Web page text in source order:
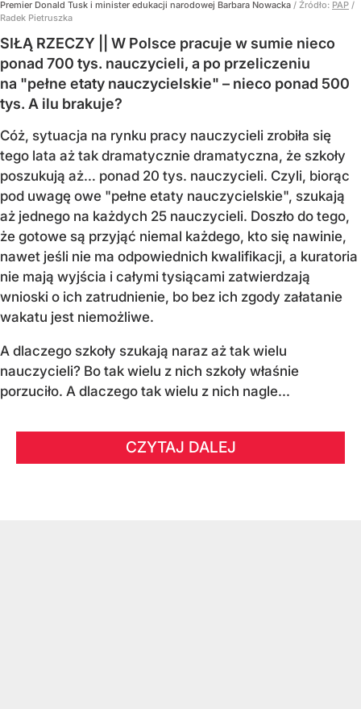
Premier Donald Tusk i minister edukacji narodowej Barbara Nowacka / Źródło: PAP /
Radek Pietruszka
SIŁĄ RZECZY || W Polsce pracuje w sumie nieco
ponad 700 tys. nauczycieli, a po przeliczeniu
na "pełne etaty nauczycielskie" – nieco ponad 500
tys. A ilu brakuje?
Cóż, sytuacja na rynku pracy nauczycieli zrobiła się
tego lata aż tak dramatycznie dramatyczna, że szkoły
poszukują aż… ponad 20 tys. nauczycieli. Czyli, biorąc
pod uwagę owe "pełne etaty nauczycielskie", szukają
aż jednego na każdych 25 nauczycieli. Doszło do tego,
że gotowe są przyjąć niemal każdego, kto się nawinie,
nawet jeśli nie ma odpowiednich kwalifikacji, a kuratoria
nie mają wyjścia i całymi tysiącami zatwierdzają
wnioski o ich zatrudnienie, bo bez ich zgody załatanie
wakatu jest niemożliwe.
A dlaczego szkoły szukają naraz aż tak wielu
nauczycieli? Bo tak wielu z nich szkoły właśnie
porzuciło. A dlaczego tak wielu z nich nagle...
CZYTAJ DALEJ